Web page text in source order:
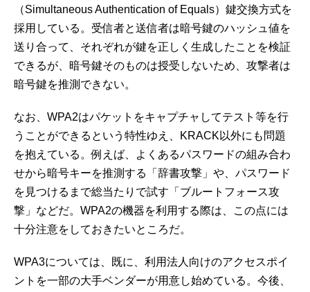
（Simultaneous Authentication of Equals）鍵交換方式を
採用している。受信者と送信者は暗号鍵のハッシュ値を
送り合って、それぞれが鍵を正しく生成したことを検証
できるが、暗号鍵そのものは授受しないため、攻撃者は
暗号鍵を推測できない。
なお、WPA2はパケットをキャプチャしてテスト等を行
うことができるという特性ゆえ、KRACK以外にも問題
を抱えている。例えば、よくあるパスワードの組み合わ
せから暗号キーを推測する「辞書攻撃」や、パスワード
を見つけるまで総当たりで試す「ブルートフォース攻
撃」などだ。WPA2の機器を利用する際は、この点には
十分注意をしておきたいところだ。
WPA3については、既に、利用法人向けのアクセスポイ
ントを一部の大手ベンダーが用意し始めている。今後、